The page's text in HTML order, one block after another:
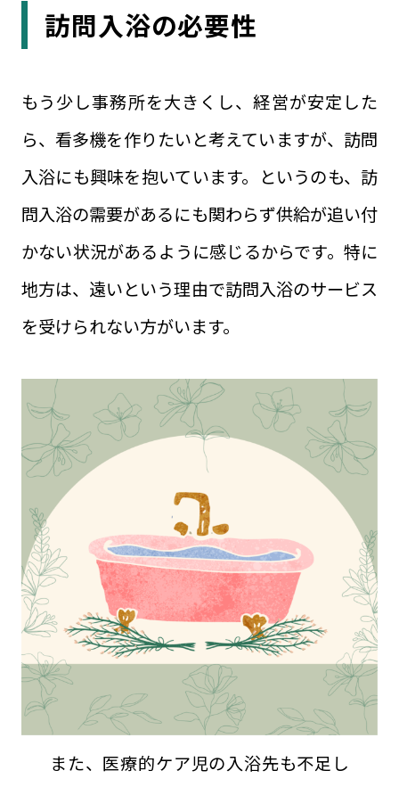
訪問入浴の必要性
もう少し事務所を大きくし、経営が安定した
ら、看多機を作りたいと考えていますが、訪問
入浴にも興味を抱いています。というのも、訪
問入浴の需要があるにも関わらず供給が追い付
かない状況があるように感じるからです。特に
地方は、遠いという理由で訪問入浴のサービス
を受けられない方がいます。
また、医療的ケア児の入浴先も不足し